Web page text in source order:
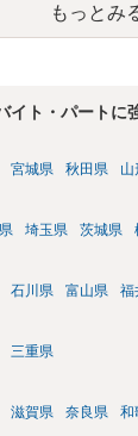
もっとみ
イト・パートに
宮城県 秋田県 山
埼玉県 茨城県
石川県 富山県 福
三重県
滋賀県 奈良県 和